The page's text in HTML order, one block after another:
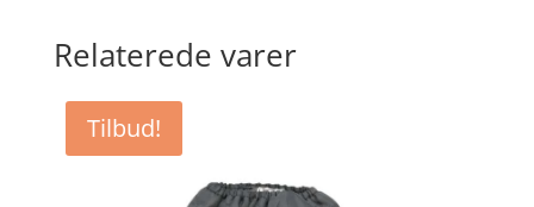
Relaterede varer
Tilbud!